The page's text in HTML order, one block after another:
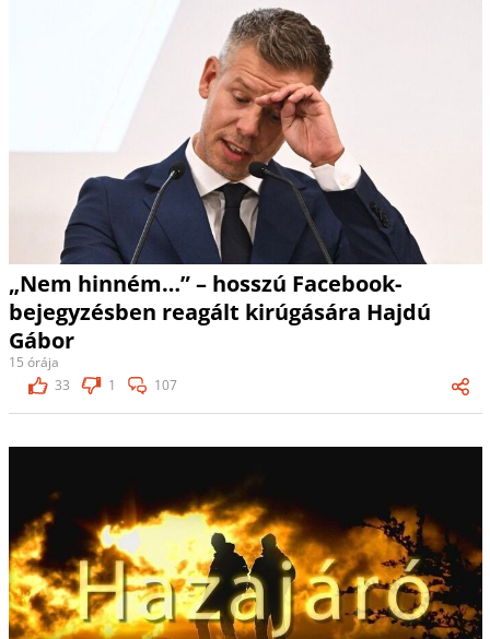
„Nem hinném…” – hosszú Facebook-
bejegyzésben reagált kirúgására Hajdú
Gábor
15 órája
33
1 107